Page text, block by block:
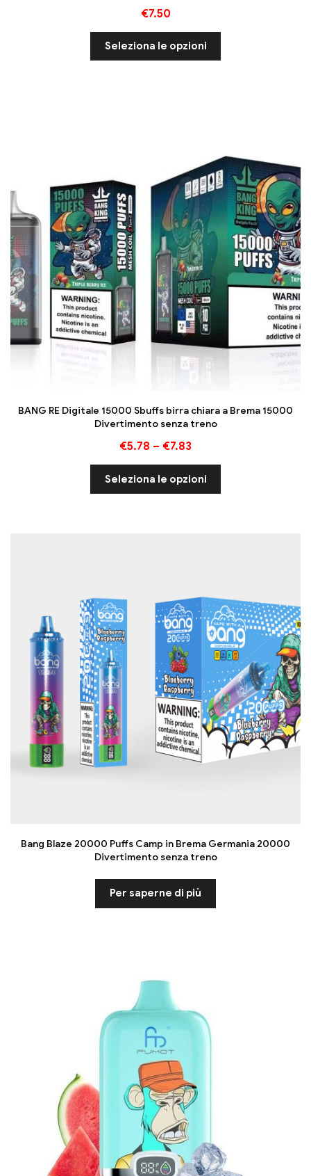
€7.50
Seleziona le opzioni
BANG RE Digitale 15000 Sbuffs birra chiara a Brema 15000
Divertimento senza treno
€5.78 – €7.83
Seleziona le opzioni
Bang Blaze 20000 Puffs Camp in Brema Germania 20000
Divertimento senza treno
Per saperne di più